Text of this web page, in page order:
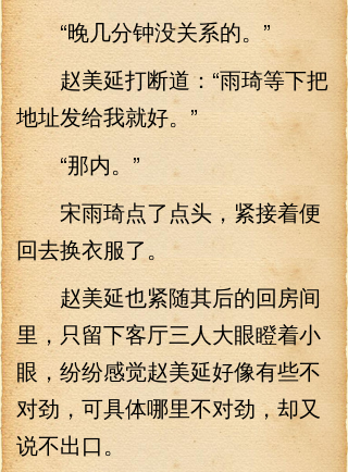
“晚几分钟没关系的。”
赵美延打断道：“雨琦等下把
地址发给我就好。”
“那内。”
宋雨琦点了点头，紧接着便
回去换衣服了。
赵美延也紧随其后的回房间
里，只留下客厅三人大眼瞪着小
眼，纷纷感觉赵美延好像有些不
对劲，可具体哪里不对劲，却又
说不出口。